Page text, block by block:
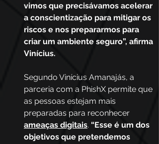
vimos que precisávamos acelerar
a conscientização para mitigar os
riscos e nos prepararmos para
criar um ambiente seguro”, afirma
Vinícius.
Segundo Vinícius Amanajás, a
parceria com a PhishX permite que
as pessoas estejam mais
preparadas para reconhecer
ameaças digitais. “Esse é um dos
objetivos que pretendemos